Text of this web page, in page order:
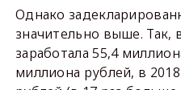
Однако
значительно выше. Так,
заработала 55,4
миллиона рублей, в